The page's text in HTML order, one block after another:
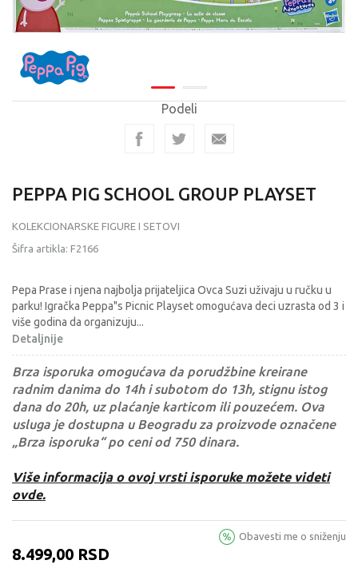
Podeli
PEPPA PIG SCHOOL GROUP PLAYSET
KOLEKCIONARSKE FIGURE I SETOVI
Šifra artikla: F2166
Pepa Prase i njena najbolja prijateljica Ovca Suzi uživaju u ručku u
parku! Igračka Peppa"s Picnic Playset omogućava deci uzrasta od 3 i
više godina da organizuju...
Detaljnije
Brza isporuka omogućava da porudžbine kreirane
radnim danima do 14h i subotom do 13h, stignu istog
dana do 20h, uz plaćanje karticom ili pouzećem. Ova
usluga je dostupna u Beogradu za proizvode označene
„Brza isporuka“ po ceni od 750 dinara.
Više informacija o ovoj vrsti isporuke možete videti
ovde.
8.499,00 RSD
Obavesti me o sniženju